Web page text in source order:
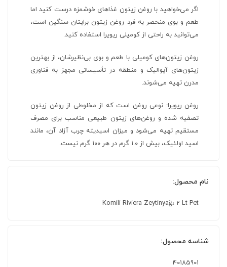
اگر می‌خواهید با روغن زیتون غذاهای خوشمزه درست کنید اما
طعم و بوی منحصر به فرد روغن زیتون برایتان سنگین است،
می‌توانید به راحتی از کومیلی ریویرا استفاده کنید.
روغن زیتون‌های کومیلی با طعم و بوی بی‌نظیرشان، از بهترین
زیتون‌های آیوالیک و منطقه در تأسیساتی مجهز به فناوری
مدرن تهیه می‌شوند.
روغن ریویرا: نوعی روغن است که از مخلوطی از روغن زیتون
تصفیه شده و روغن‌های زیتون طبیعی مناسب برای مصرف
مستقیم تهیه می‌شود و میزان اسیدیته چرب آزاد آن، مانند
اسید اولئیک، بیش از ۱.۰ گرم در هر ۱۰۰ گرم نیست.
نام محصول:
Komili Riviera Zeytinyağı 2 Lt Pet
شناسه محصول:
40185901